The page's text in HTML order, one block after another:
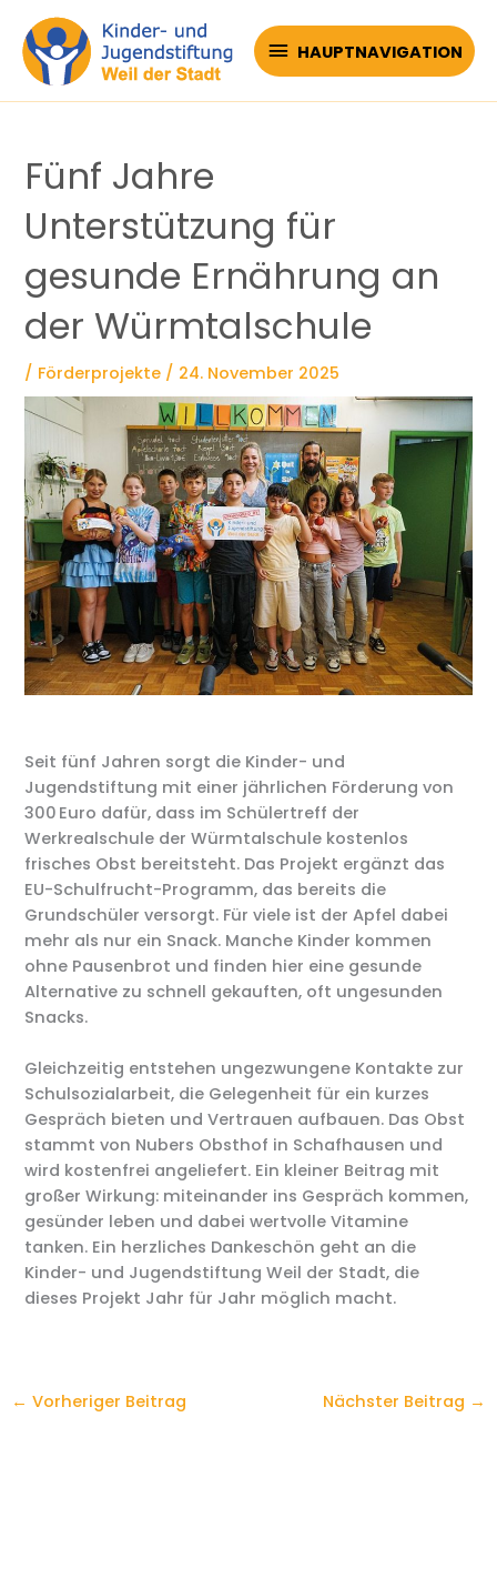
Inhalt
springen
HAUPTNAVIGATION
HAUPTNAVIGATION
Fünf Jahre
Unterstützung für
gesunde Ernährung an
der Würmtalschule
/ Förderprojekte / 24. November 2025
Seit fünf Jahren sorgt die Kinder- und
Jugendstiftung mit einer jährlichen Förderung von
300 Euro dafür, dass im Schülertreff der
Werkrealschule der Würmtalschule kostenlos
frisches Obst bereitsteht. Das Projekt ergänzt das
EU-Schulfrucht-Programm, das bereits die
Grundschüler versorgt. Für viele ist der Apfel dabei
mehr als nur ein Snack. Manche Kinder kommen
ohne Pausenbrot und finden hier eine gesunde
Alternative zu schnell gekauften, oft ungesunden
Snacks.
Gleichzeitig entstehen ungezwungene Kontakte zur
Schulsozialarbeit, die Gelegenheit für ein kurzes
Gespräch bieten und Vertrauen aufbauen. Das Obst
stammt von Nubers Obsthof in Schafhausen und
wird kostenfrei angeliefert. Ein kleiner Beitrag mit
großer Wirkung: miteinander ins Gespräch kommen,
gesünder leben und dabei wertvolle Vitamine
tanken. Ein herzliches Dankeschön geht an die
Kinder- und Jugendstiftung Weil der Stadt, die
dieses Projekt Jahr für Jahr möglich macht.
← Vorheriger Beitrag Nächster Beitrag →